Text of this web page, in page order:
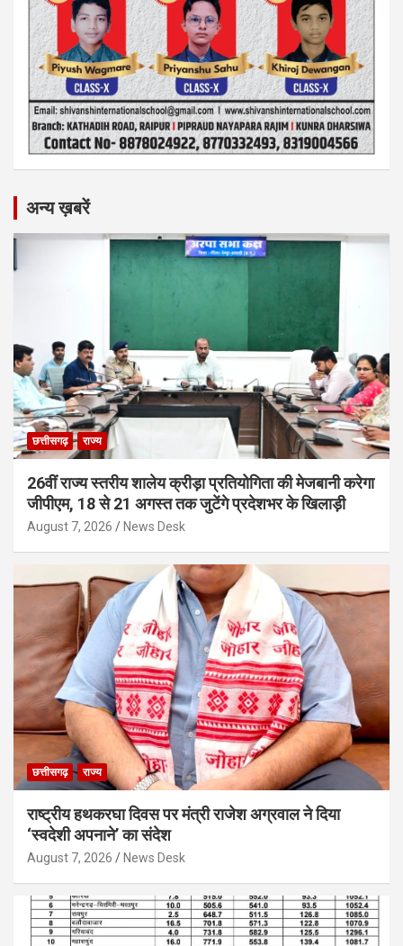
अन्य ख़बरें
छत्तीसगढ़ राज्य
26वीं राज्य स्तरीय शालेय क्रीड़ा प्रतियोगिता की मेजबानी करेगा
जीपीएम, 18 से 21 अगस्त तक जुटेंगे प्रदेशभर के खिलाड़ी
August 7, 2026 News Desk
छत्तीसगढ़ राज्य
राष्ट्रीय हथकरघा दिवस पर मंत्री राजेश अग्रवाल ने दिया
‘स्वदेशी अपनाने’ का संदेश
August 7, 2026 News Desk